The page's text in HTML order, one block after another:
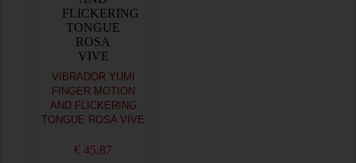
VIBRADOR YUMI
FINGER MOTION
AND FLICKERING
TONGUE ROSA VIVE
€ 45,87